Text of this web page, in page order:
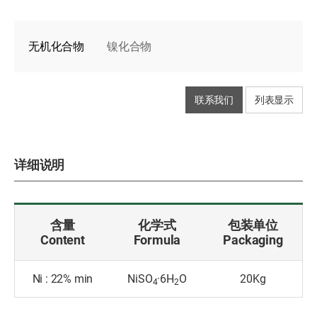
无机化合物 镍化合物
联系我们 列表显示
详细说明
含量
Content
化学式
Formula
包装单位
Packaging
Ni : 22% min NiSO4·6H2O 20Kg